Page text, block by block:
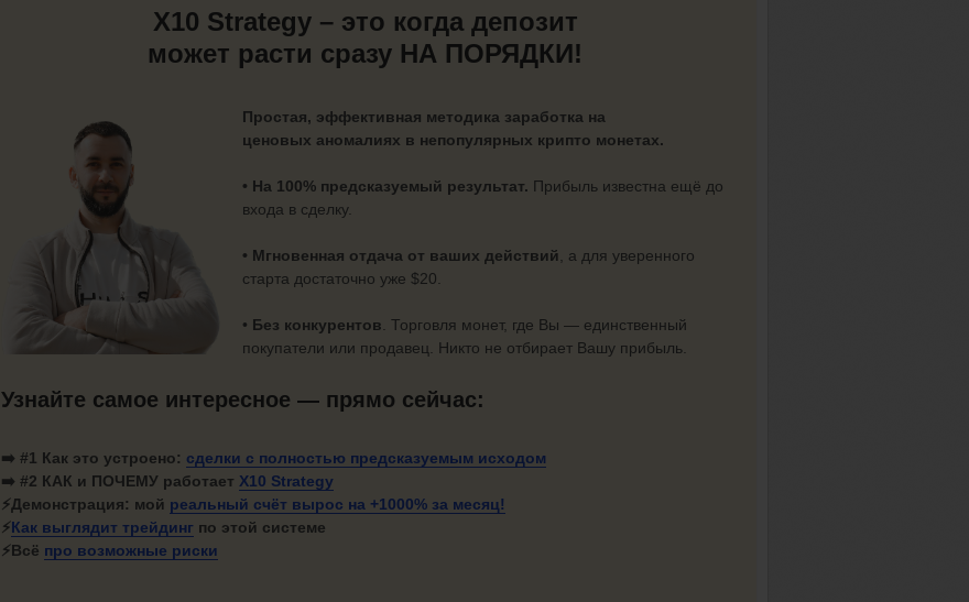
X10 Strategy – это когда депозит
может расти сразу НА ПОРЯДКИ!
Простая, эффективная методика заработка на
ценовых аномалиях в непопулярных крипто монетах.
• На 100% предсказуемый результат. Прибыль известна ещё до
входа в сделку.
• Мгновенная отдача от ваших действий, а для уверенного
старта достаточно уже $20.
• Без конкурентов. Торговля монет, где Вы — единственный
покупатели или продавец. Никто не отбирает Вашу прибыль.
Узнайте самое интересное — прямо сейчас:
➡️ #1 Как это устроено: сделки с полностью предсказуемым исходом
➡️ #2 КАК и ПОЧЕМУ работает X10 Strategy
⚡Демонстрация: мой реальный счёт вырос на +1000% за месяц!
⚡Как выглядит трейдинг по этой системе
⚡Всё про возможные риски